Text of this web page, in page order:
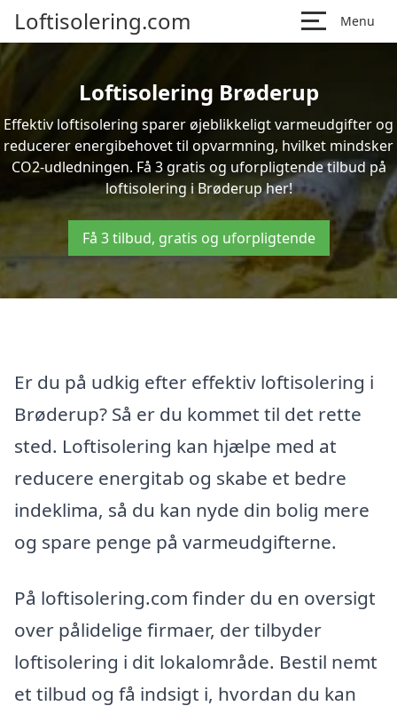
Loftisolering.com Menu
Loftisolering Brøderup
Effektiv loftisolering sparer øjeblikkeligt varmeudgifter og
reducerer energibehovet til opvarmning, hvilket mindsker
CO2-udledningen. Få 3 gratis og uforpligtende tilbud på
loftisolering i Brøderup her!
Få 3 tilbud, gratis og uforpligtende
Er du på udkig efter effektiv loftisolering i
Brøderup? Så er du kommet til det rette
sted. Loftisolering kan hjælpe med at
reducere energitab og skabe et bedre
indeklima, så du kan nyde din bolig mere
og spare penge på varmeudgifterne.
På loftisolering.com finder du en oversigt
over pålidelige firmaer, der tilbyder
loftisolering i dit lokalområde. Bestil nemt
et tilbud og få indsigt i, hvordan du kan